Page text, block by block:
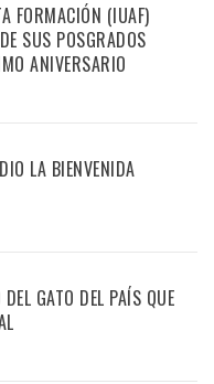
FORMACIÓN (IUAF)
SUS POSGRADOS
ANIVERSARIO
LA BIENVENIDA
GATO DEL PAÍS QUE